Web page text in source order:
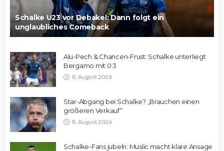
Schalke U23 vor Debakel: Dann folgt ein
unglaubliches Comeback
Alu-Pech & Chancen-Frust: Schalke unterliegt
Bergamo mit 0:3
8. August 2026
Star-Abgang bei Schalke? „Brauchen einen
größeren Verkauf“
8. August 2026
Schalke-Fans jubeln: Muslic macht klare Ansage